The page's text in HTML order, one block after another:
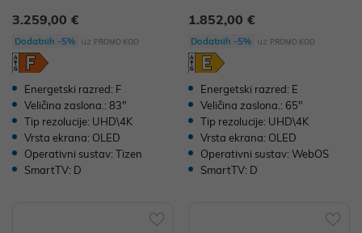
3.259,00 €
Dodatnih -5% uz PROMO KOD
Energetski razred: F
Veličina zaslona.: 83"
Tip rezolucije: UHD\4K
Vrsta ekrana: OLED
Operativni sustav: Tizen
SmartTV: D
1.852,00 €
Dodatnih -5% uz PROMO KOD
Energetski razred: E
Veličina zaslona.: 65"
Tip rezolucije: UHD\4K
Vrsta ekrana: OLED
Operativni sustav: WebOS
SmartTV: D